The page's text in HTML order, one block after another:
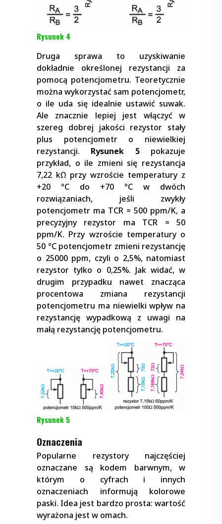
Rysunek 4
Druga sprawa to uzyskiwanie
dokładnie określonej rezystancji za
pomocą potencjometru. Teoretycznie
można wykorzystać sam potencjometr,
o ile uda się idealnie ustawić suwak.
Ale znacznie lepiej jest włączyć w
szereg dobrej jakości rezystor stały
plus potencjometr o niewielkiej
rezystancji. Rysunek 5pokazuje
przykład, o ile zmieni się rezystancja
7,22 kΩ przy wzroście temperatury z
+20 °C do +70 °C w dwóch
rozwiązaniach, jeśli zwykły
potencjometr ma TCR = 500 ppm/K, a
precyzyjny rezystor ma TCR = 50
ppm/K. Przy wzroście temperatury o
50 °C potencjometr zmieni rezystancję
o 25000 ppm, czyli o 2,5%, natomiast
rezystor tylko o 0,25%. Jak widać, w
drugim przypadku nawet znacząca
procentowa zmiana rezystancji
potencjometru ma niewielki wpływ na
rezystancję wypadkową z uwagi na
małą rezystancję potencjometru.
Rysunek 5
Oznaczenia
Popularne rezystory najczęściej
oznaczane są kodem barwnym, w
którym o cyfrach i innych
oznaczeniach informują kolorowe
paski. Idea jest bardzo prosta: wartość
wyrażona jest w omach.